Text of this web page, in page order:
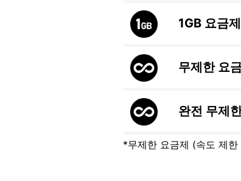
1GB 요금제
무제한 요
완전 무제
*무제한 요금제 (속도 제